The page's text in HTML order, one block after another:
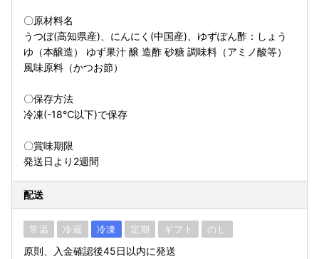
〇原材料名
うつぼ(高知県産)、にんにく(中国産)、ゆずぽん酢：しょう
ゆ（本醸造） ゆず果汁 醸 造酢 砂糖 調味料（アミノ酸等）
風味原料（かつお節）
〇保存方法
冷凍(-18℃以下)で保存
〇賞味期限
発送日より2週間
配送
常温 冷蔵 冷凍 定期 ギフト のし
原則、入金確認後45日以内に発送